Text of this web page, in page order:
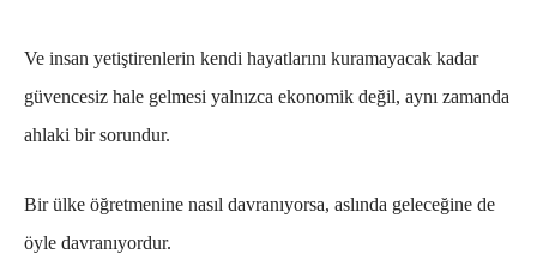
Ve insan yetiştirenlerin kendi hayatlarını kuramayacak kadar
güvencesiz hale gelmesi yalnızca ekonomik değil, aynı zamanda
ahlaki bir sorundur.
Bir ülke öğretmenine nasıl davranıyorsa, aslında geleceğine de
öyle davranıyordur.